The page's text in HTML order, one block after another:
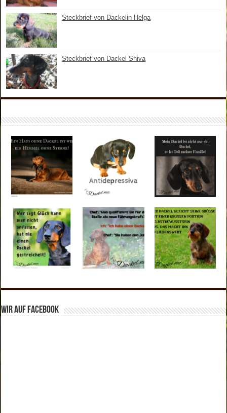
Steckbrief von Dackelin Helga
Steckbrief von Dackel Shiva
Wir auf Facebook